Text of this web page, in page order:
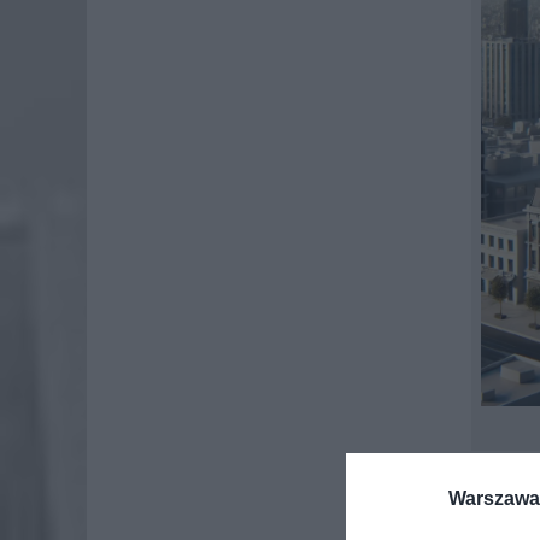
mimo